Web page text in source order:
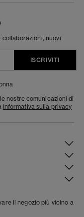
nuovi
ISCRIVITI
nostre comunicazioni di
Informativa sulla privacy
il negozio più vicino a